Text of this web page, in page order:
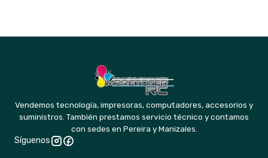
Vendemos tecnología, impresoras, computadores, accesorios y
suministros. También prestamos servicio técnico y contamos
con sedes en Pereira y Manizales.
Síguenos